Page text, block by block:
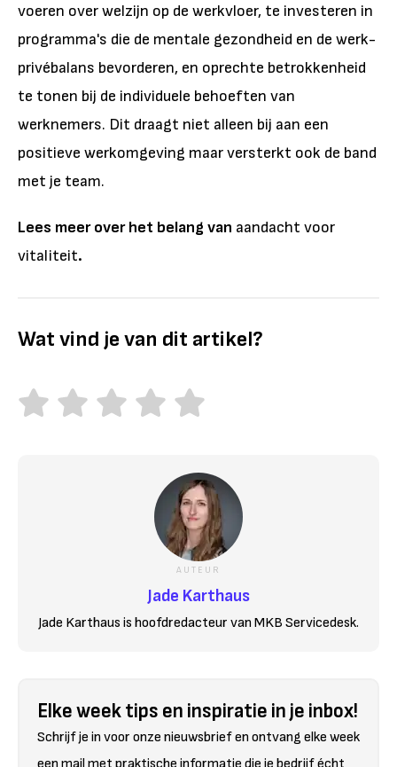
voeren over welzijn op de werkvloer, te investeren in
programma's die de mentale gezondheid en de werk-
privébalans bevorderen, en oprechte betrokkenheid
te tonen bij de individuele behoeften van
werknemers. Dit draagt niet alleen bij aan een
positieve werkomgeving maar versterkt ook de band
met je team.
Lees meer over het belang van aandacht voor
vitaliteit.
Wat vind je van dit artikel?
AUTEUR
Jade Karthaus
Jade Karthaus is hoofdredacteur van MKB Servicedesk.
Elke week tips en inspiratie in je inbox!
Schrijf je in voor onze nieuwsbrief en ontvang elke week